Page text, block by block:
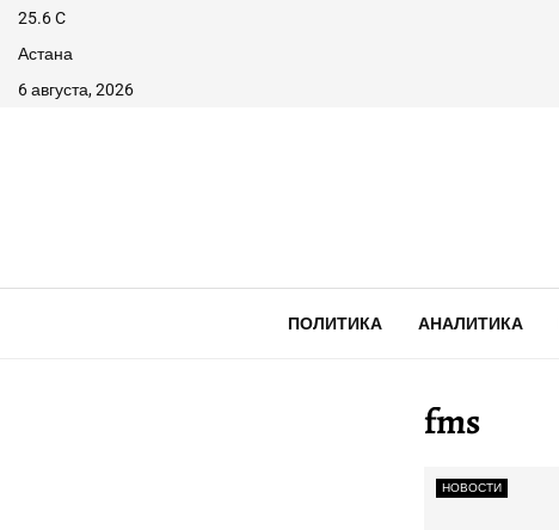
25.6C
Астана
6 августа, 2026
ПОЛИТИКА АНАЛИТИКА
fms
НОВОСТИ